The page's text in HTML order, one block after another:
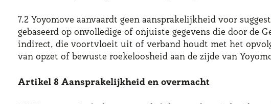
7.2 Yoyomove aanvaardt geen aansprakelijkheid voor
gebaseerd op onvolledige of onjuiste gegevens die door
indirect, die voortvloeit uit of verband houdt met het
van opzet of bewuste roekeloosheid aan de zijde van
Artikel 8 Aansprakelijkheid en overmacht